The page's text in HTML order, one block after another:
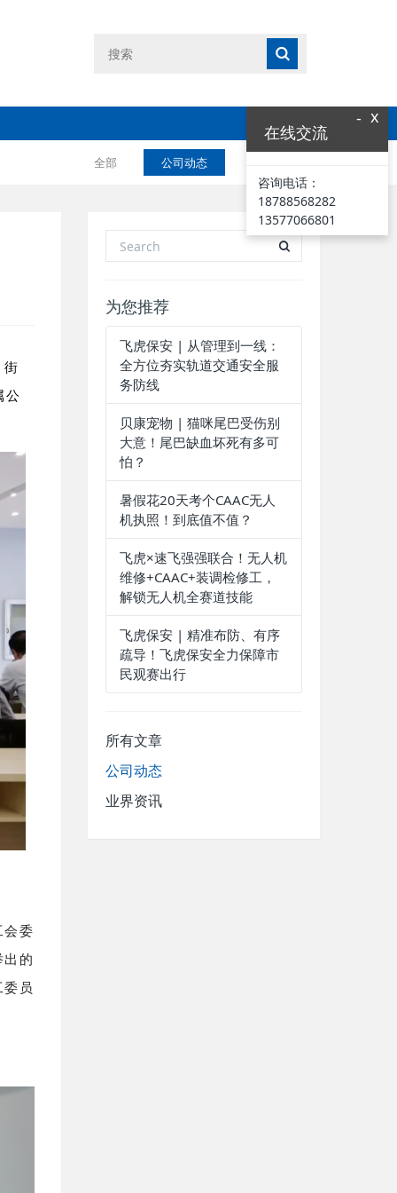
全部 公司动态
街
公
委
的
员
为您推荐
飞虎保安 | 从管理到一线：
全方位夯实轨道交通安全服
务防线
贝康宠物 | 猫咪尾巴受伤别
大意！尾巴缺血坏死有多可
怕？
暑假花20天考个CAAC无人
机执照！到底值不值？
飞虎×速飞强强联合！无人机
维修+CAAC+装调检修工，
解锁无人机全赛道技能
飞虎保安 | 精准布防、有序
疏导！飞虎保安全力保障市
民观赛出行
所有文章
公司动态
业界资讯
x
-
在线交流
咨询电话：
18788568282
13577066801